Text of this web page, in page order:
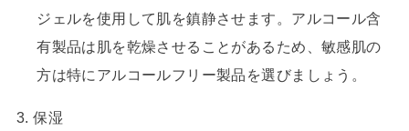
ジェルを使用して肌を鎮静させます。アルコール含
有製品は肌を乾燥させることがあるため、敏感肌の
方は特にアルコールフリー製品を選びましょう。
3. 保湿